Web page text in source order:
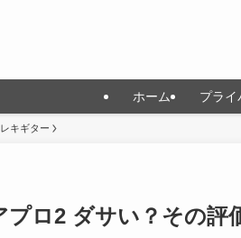
ホーム プライ
キギター
プロ2 ダサい？その評